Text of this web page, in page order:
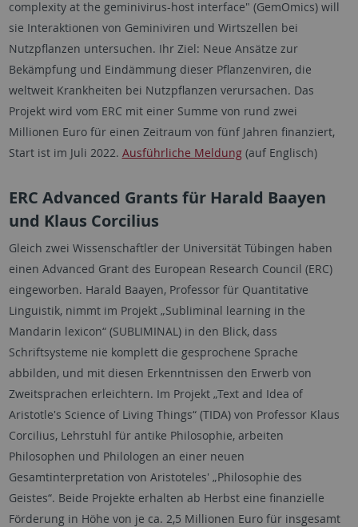
complexity at the geminivirus-host interface" (GemOmics) will
sie Interaktionen von Geminiviren und Wirtszellen bei
Nutzpflanzen untersuchen. Ihr Ziel: Neue Ansätze zur
Bekämpfung und Eindämmung dieser Pflanzenviren, die
weltweit Krankheiten bei Nutzpflanzen verursachen. Das
Projekt wird vom ERC mit einer Summe von rund zwei
Millionen Euro für einen Zeitraum von fünf Jahren finanziert,
Start ist im Juli 2022. Ausführliche Meldung(auf Englisch)
ERC Advanced Grants für Harald Baayen
und Klaus Corcilius
Gleich zwei Wissenschaftler der Universität Tübingen haben
einen Advanced Grant des European Research Council (ERC)
eingeworben. Harald Baayen, Professor für Quantitative
Linguistik, nimmt im Projekt „Subliminal learning in the
Mandarin lexicon“ (SUBLIMINAL) in den Blick, dass
Schriftsysteme nie komplett die gesprochene Sprache
abbilden, und mit diesen Erkenntnissen den Erwerb von
Zweitsprachen erleichtern. Im Projekt „Text and Idea of
Aristotle's Science of Living Things“ (TIDA) von Professor Klaus
Corcilius, Lehrstuhl für antike Philosophie, arbeiten
Philosophen und Philologen an einer neuen
Gesamtinterpretation von Aristoteles' „Philosophie des
Geistes“. Beide Projekte erhalten ab Herbst eine finanzielle
Förderung in Höhe von je ca. 2,5 Millionen Euro für insgesamt